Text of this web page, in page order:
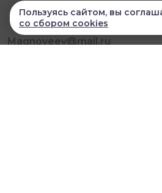
Magnoveev@mail.ru
Пользуясь сайтом, вы
со сбором cookies